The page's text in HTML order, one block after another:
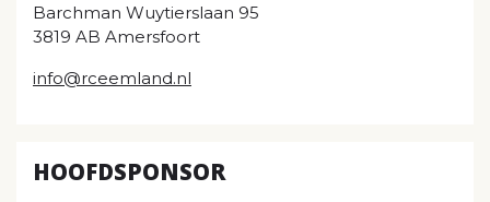
Barchman Wuytierslaan 95
3819 AB Amersfoort
info@rceemland.nl
HOOFDSPONSOR